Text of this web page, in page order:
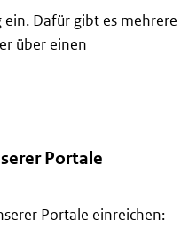
Dafür gibt es mehrere
über einen
einreichen
Portale
Portale einreichen: